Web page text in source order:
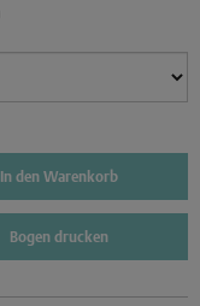
In den Warenkorb
Bogen drucken